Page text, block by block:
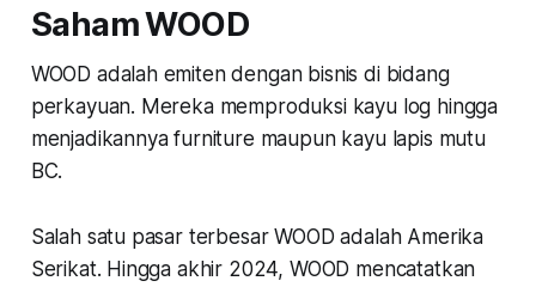
Saham WOOD
WOOD adalah emiten dengan bisnis di bidang
perkayuan. Mereka memproduksi kayu log hingga
menjadikannya furniture maupun kayu lapis mutu
BC.
Salah satu pasar terbesar WOOD adalah Amerika
Serikat. Hingga akhir 2024, WOOD mencatatkan